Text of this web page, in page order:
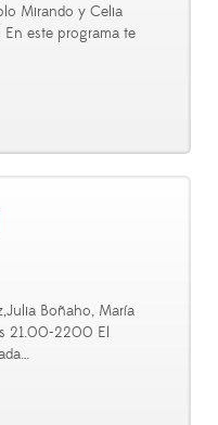
Mirando y Celia
este programa te
Boñaho, María
21.00-2200 El
…